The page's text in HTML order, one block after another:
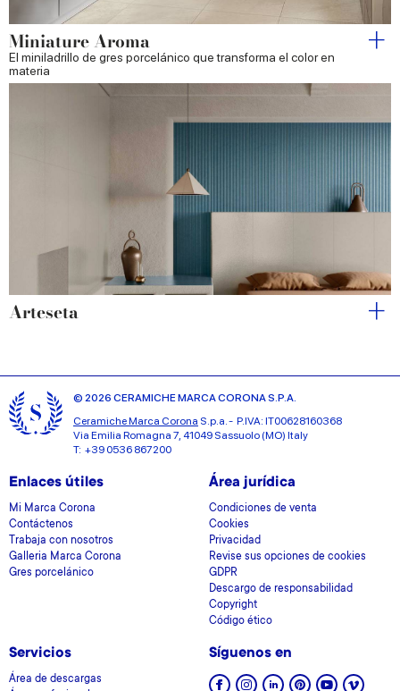
Miniature Aroma
El miniladrillo de gres porcelánico que transforma el color en
materia
Arteseta
© 2026 CERAMICHE MARCA CORONA S.P.A.
Ceramiche Marca Corona S.p.a. - P.IVA: IT00628160368
Via Emilia Romagna 7, 41049 Sassuolo (MO) Italy
T: +39 0536 867200
Enlaces útiles
Mi Marca Corona
Contáctenos
Trabaja con nosotros
Galleria Marca Corona
Gres porcelánico
Área jurídica
Condiciones de venta
Cookies
Privacidad
Revise sus opciones de cookies
GDPR
Descargo de responsabilidad
Copyright
Código ético
Servicios
Área de descargas
Síguenos en